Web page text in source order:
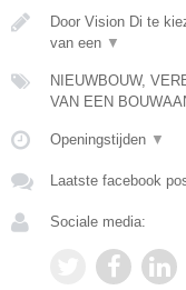
Door Vision Di te
van een ▼
NIEUWBOUW,
VAN EEN
Openingstijden ▼
Laatste facebook
Sociale media: